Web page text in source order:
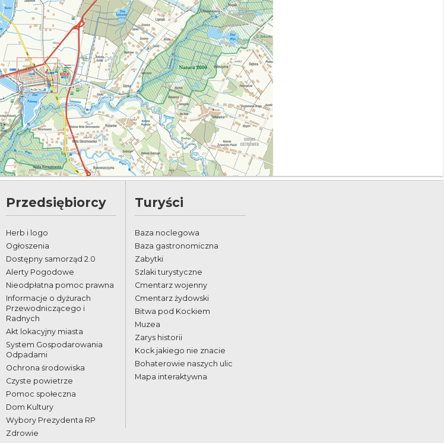
Przedsiębiorcy
Herb i logo
Ogłoszenia
Dostępny samorząd 2.0
Alerty Pogodowe
Nieodpłatna pomoc prawna
Informacje o dyżurach
Przewodniczącego i
Radnych
Akt lokacyjny miasta
System Gospodarowania
Odpadami
Ochrona środowiska
Czyste powietrze
Pomoc społeczna
Dom Kultury
Wybory Prezydenta RP
Zdrowie
Turyści
Baza noclegowa
Baza gastronomiczna
Zabytki
Szlaki turystyczne
Cmentarz wojenny
Cmentarz żydowski
Bitwa pod Kockiem
Muzea
Zarys historii
Kock jakiego nie znacie
Bohaterowie naszych ulic
Mapa interaktywna